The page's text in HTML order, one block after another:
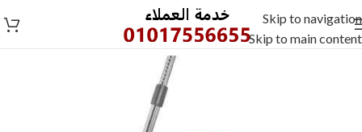
Skip to navigation
Skip to main content